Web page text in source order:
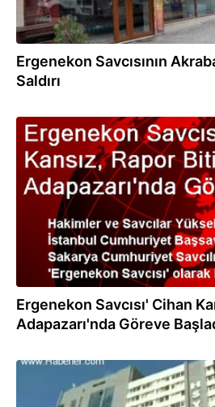
Ergenekon Savcısının
Saldırı
13.02.2014
Ergenekon Savcısı' Cihan
Adapazarı'nda Göreve